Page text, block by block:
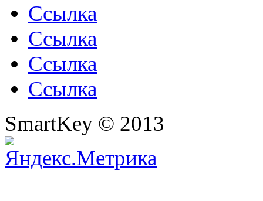
Ссылка
Ссылка
Ссылка
Ссылка
SmartKey © 2013